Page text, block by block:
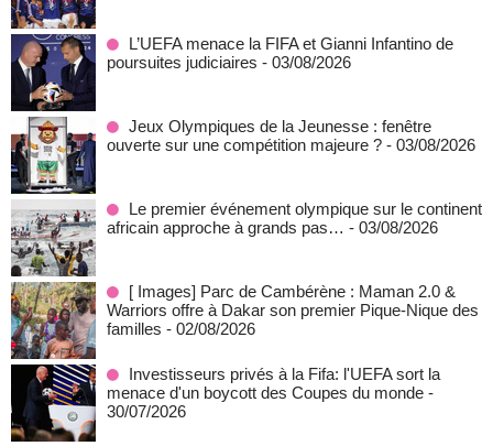
L’UEFA menace la FIFA et Gianni Infantino de
poursuites judiciaires - 03/08/2026
Jeux Olympiques de la Jeunesse : fenêtre
ouverte sur une compétition majeure ? - 03/08/2026
Le premier événement olympique sur le continent
africain approche à grands pas… - 03/08/2026
[ Images] Parc de Cambérène : Maman 2.0 &
Warriors offre à Dakar son premier Pique-Nique des
familles - 02/08/2026
Investisseurs privés à la Fifa: l'UEFA sort la
menace d'un boycott des Coupes du monde -
30/07/2026